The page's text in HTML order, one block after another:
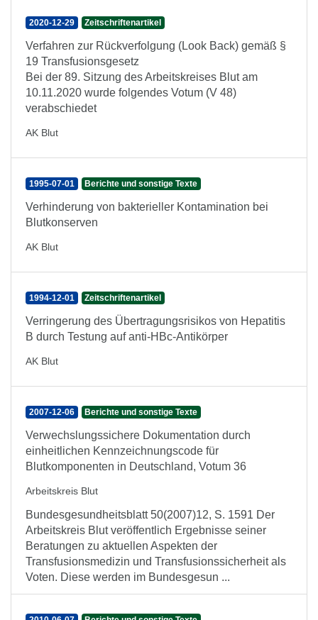
2020-12-29 Zeitschriftenartikel
Verfahren zur Rückverfolgung (Look Back) gemäß §
19 Transfusionsgesetz
Bei der 89. Sitzung des Arbeitskreises Blut am
10.11.2020 wurde folgendes Votum (V 48)
verabschiedet
AK Blut
1995-07-01 Berichte und sonstige Texte
Verhinderung von bakterieller Kontamination bei
Blutkonserven
AK Blut
1994-12-01 Zeitschriftenartikel
Verringerung des Übertragungsrisikos von Hepatitis
B durch Testung auf anti-HBc-Antikörper
AK Blut
2007-12-06 Berichte und sonstige Texte
Verwechslungssichere Dokumentation durch
einheitlichen Kennzeichnungscode für
Blutkomponenten in Deutschland, Votum 36
Arbeitskreis Blut
Bundesgesundheitsblatt 50(2007)12, S. 1591 Der
Arbeitskreis Blut veröffentlich Ergebnisse seiner
Beratungen zu aktuellen Aspekten der
Transfusionsmedizin und Transfusionssicherheit als
Voten. Diese werden im Bundesgesun ...